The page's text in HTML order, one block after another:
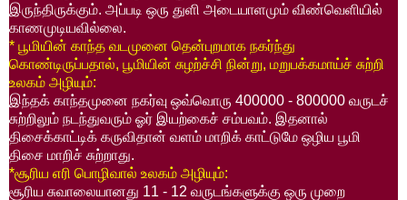
இருந்திருக்கும். அப்படி ஒரு துளி அடையாளமும் விண்வெளியில்
காணமுடியவில்லை.
* பூமியின் காந்த வடமுனை தென்புறமாக நகர்ந்து
கொண்டிருப்பதால், பூமியின் சுழற்ச்சி நின்று, மறுபக்கமாய்ச் சுற்றி
உலகம் அழியும்:
இந்தக் காந்தமுனை நகர்வு ஒவ்வொரு 400000 - 800000 வருடச்
சுற்றிலும் நடந்துவரும் ஓர் இயற்கைச் சம்பவம். இதனால்
திசைக்காட்டிக் கருவிதான் வளம் மாறிக் காட்டுமே ஒழிய பூமி
திசை மாறிச் சுற்றாது.
*சூரிய எரி பொழிவால் உலகம் அழியும்:
சூரிய சுவாலையானது 11 - 12 வருடங்களுக்கு ஒரு முறை